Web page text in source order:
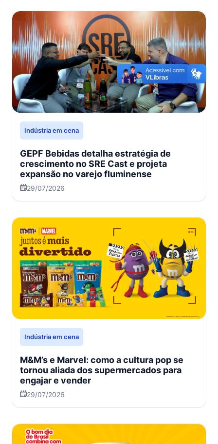
Indústria em cena
GEPF Bebidas detalha estratégia de
crescimento no SRE Cast e projeta
expansão no varejo fluminense
29/07/2026
Indústria em cena
M&M’s e Marvel: como a cultura pop se
tornou aliada dos supermercados para
engajar e vender
29/07/2026